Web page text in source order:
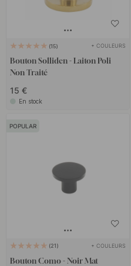
15 + COULEURS
Bouton Solliden - Laiton Poli
Non Traité
15 €
En stock
POPULAR
21 + COULEURS
Bouton Como - Noir Mat